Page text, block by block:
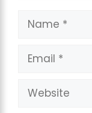
Name
Email
Website